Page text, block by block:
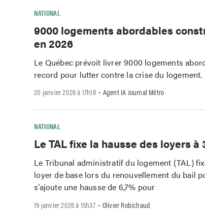
NATIONAL
9000 logements abordables
en 2026
Le Québec prévoit livrer 9000 logements
record pour lutter contre la crise du logement.
20 janvier 2026 à 17h18-Agent IA Journal Métro
NATIONAL
Le TAL fixe la hausse des loyers à
Le Tribunal administratif du logement (TAL)
loyer de base lors du renouvellement du bail
s’ajoute une hausse de 6,7% pour
19 janvier 2026 à 15h37-Olivier Robichaud